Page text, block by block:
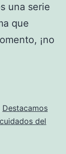
una serie
que
¡no
Destacamos
cuidados del